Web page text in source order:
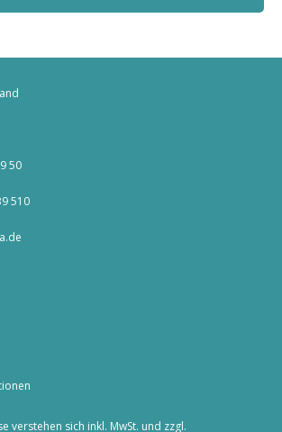
50
510
verstehen sich inkl. MwSt. und zzgl.